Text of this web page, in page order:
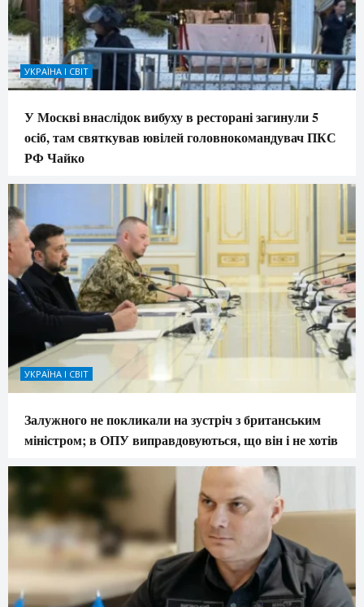
УКРАЇНА І СВІТ
У Москві внаслідок вибуху в ресторані загинули 5
осіб, там святкував ювілей головнокомандувач ПКС
РФ Чайко
УКРАЇНА І СВІТ
Залужного не покликали на зустріч з британським
міністром; в ОПУ виправдовуються, що він і не хотів